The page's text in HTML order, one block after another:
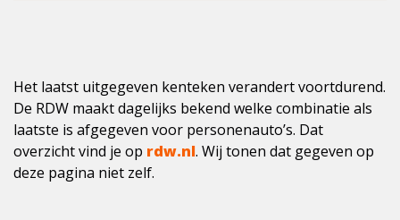
Het laatst uitgegeven kenteken verandert voortdurend.
De RDW maakt dagelijks bekend welke combinatie als
laatste is afgegeven voor personenauto’s. Dat
overzicht vind je op rdw.nl. Wij tonen dat gegeven op
deze pagina niet zelf.